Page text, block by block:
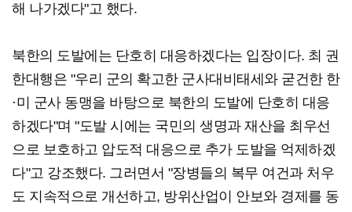
해 나가겠다"고 했다.
북한의 도발에는 단호히 대응하겠다는 입장이다. 최 권
한대행은 "우리 군의 확고한 군사대비태세와 굳건한 한
·미 군사 동맹을 바탕으로 북한의 도발에 단호히 대응
하겠다"며 "도발 시에는 국민의 생명과 재산을 최우선
으로 보호하고 압도적 대응으로 추가 도발을 억제하겠
다"고 강조했다. 그러면서 "장병들의 복무 여건과 처우
도 지속적으로 개선하고, 방위산업이 안보와 경제를 동